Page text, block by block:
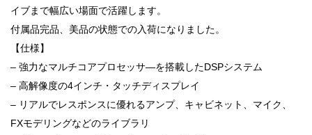
イブまで幅広い場面で活躍します。
付属品完品、美品の状態での入荷になりました。
【仕様】
– 強力なマルチコアプロセッサ―を搭載したDSPシステム
– 高解像度の4インチ・タッチディスプレイ
– リアルでレスポンスに優れるアンプ、キャビネット、マイク、
FXモデリングなどのライブラリ